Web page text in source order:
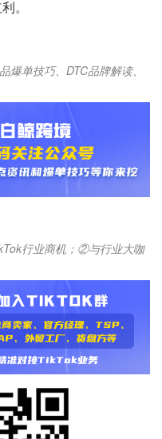
。
单技巧、DTC品牌解读、
行业商机；②与行业大咖